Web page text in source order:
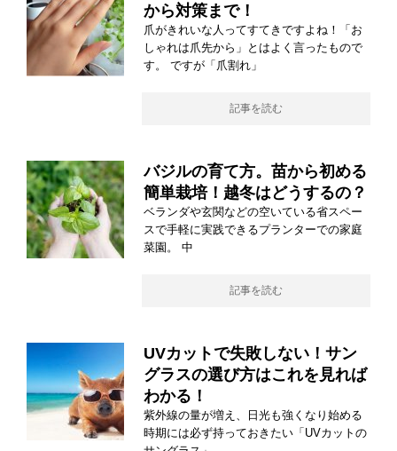
から対策まで！
爪がきれいな人ってすてきですよね！「お
しゃれは爪先から」とはよく言ったもので
す。 ですが「爪割れ」
記事を読む
バジルの育て方。苗から初める
簡単栽培！越冬はどうするの？
ベランダや玄関などの空いている省スペー
スで手軽に実践できるプランターでの家庭
菜園。 中
記事を読む
UVカットで失敗しない！サン
グラスの選び方はこれを見れば
わかる！
紫外線の量が増え、日光も強くなり始める
時期には必ず持っておきたい「UVカットの